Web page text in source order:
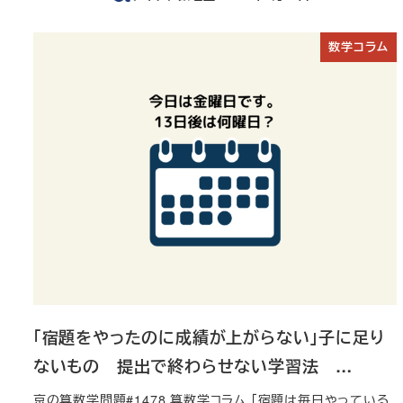
投稿日
数学コラム
「宿題をやったのに成績が上がらない」子に足り
ないもの 提出で終わらせない学習法 …